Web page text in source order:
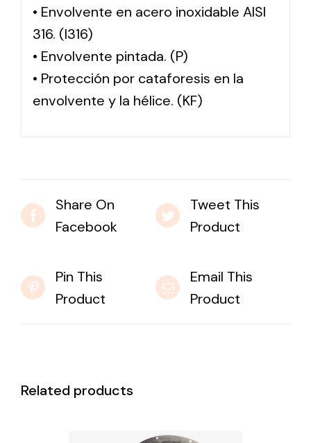
• Envolvente en acero inoxidable AISI
316. (I316)
• Envolvente pintada. (P)
• Protección por cataforesis en la
envolvente y la hélice. (KF)
Share On
Facebook
Tweet This
Product
Pin This
Product
Email This
Product
Related products